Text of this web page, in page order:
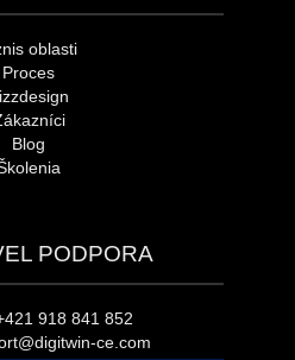
oblasti
Proces
Blog
PODPORA
918 841 852
ce.com